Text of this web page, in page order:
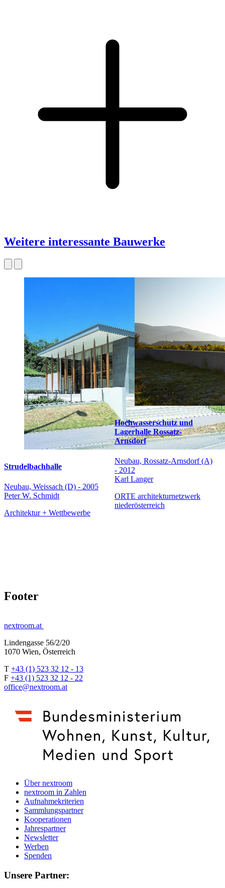
Weitere interessante Bauwerke
Strudelbachhalle
Neubau, Weissach (D) - 2005
Peter W. Schmidt
Architektur + Wettbewerbe
Hochwasserschutz und
Lagerhalle Rossatz-
Arnsdorf
Neubau, Rossatz-Arnsdorf (A)
- 2012
Karl Langer
ORTE architekturnetzwerk
niederösterreich
Footer
nextroom.at
Lindengasse 56/2/20
1070 Wien, Österreich
T +43 (1) 523 32 12 - 13
F +43 (1) 523 32 12 - 22
office@nextroom.at
Über nextroom
nextroom in Zahlen
Aufnahmekriterien
Sammlungspartner
Kooperationen
Jahrespartner
Newsletter
Werben
Spenden
Unsere Partner: